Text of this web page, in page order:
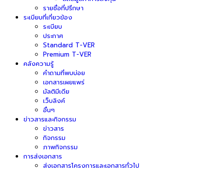
รายชื่อที่ปรึกษา
ระเบียบที่เกี่ยวข้อง
ระเบียบ
ประกาศ
Standard T-VER
Premium T-VER
คลังความรู้
คำถามที่พบบ่อย
เอกสารเผยแพร่
มัลติมีเดีย
เว็บลิงค์
อื่นๆ
ข่าวสารและกิจกรรม
ข่าวสาร
กิจกรรม
ภาพกิจกรรม
การส่งเอกสาร
ส่งเอกสารโครงการและเอกสารทั่วไป